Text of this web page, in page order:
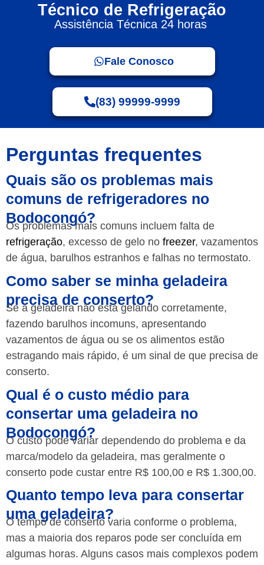
Técnico de Refrigeração
Assistência Técnica 24 horas
Fale Conosco
(83) 99999-9999
Perguntas frequentes
Quais são os problemas mais
comuns de refrigeradores no
Bodocongó?
Os problemas mais comuns incluem falta de
refrigeração, excesso de gelo no freezer, vazamentos
de água, barulhos estranhos e falhas no termostato.
Como saber se minha geladeira
precisa de conserto?
Se a geladeira não está gelando corretamente,
fazendo barulhos incomuns, apresentando
vazamentos de água ou se os alimentos estão
estragando mais rápido, é um sinal de que precisa de
conserto.
Qual é o custo médio para
consertar uma geladeira no
Bodocongó?
O custo pode variar dependendo do problema e da
marca/modelo da geladeira, mas geralmente o
conserto pode custar entre R$ 100,00 e R$ 1.300,00.
Quanto tempo leva para consertar
uma geladeira?
O tempo de conserto varia conforme o problema,
mas a maioria dos reparos pode ser concluída em
algumas horas. Alguns casos mais complexos podem